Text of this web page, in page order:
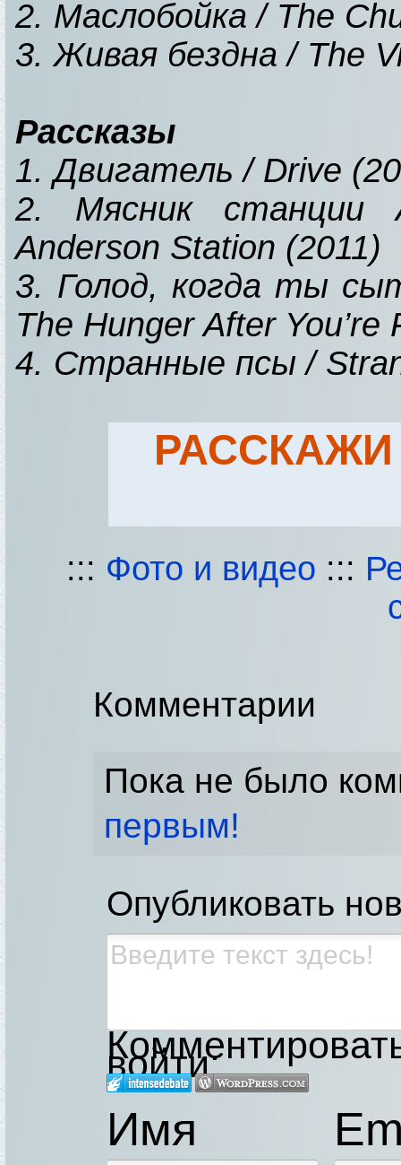
2. Маслобойка / The
3. Живая бездна / The
Рассказы
1. Двигатель / Drive
2. Мясник станции
Anderson Station (2011)
3. Голод, когда ты
The Hunger After You’re
4. Странные псы /
::: Фото и видео :::
Комментарии
Пока не было
первым!
Опубликовать
войти:
Имя